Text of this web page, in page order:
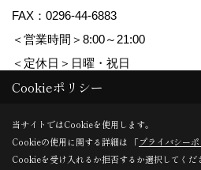
FAX：0296-44-6883
＜営業時間＞8:00～21:00
＜定休日＞日曜・祝日
Copyright (c) ISIKURA-
Produced byゴデスクリエイト
Cookieポリシー
当サイトではCookieを使用します。
Cookieの使用に関する詳細は 「プライバシー
Cookieを受け入れるか拒否するか選択してくだ